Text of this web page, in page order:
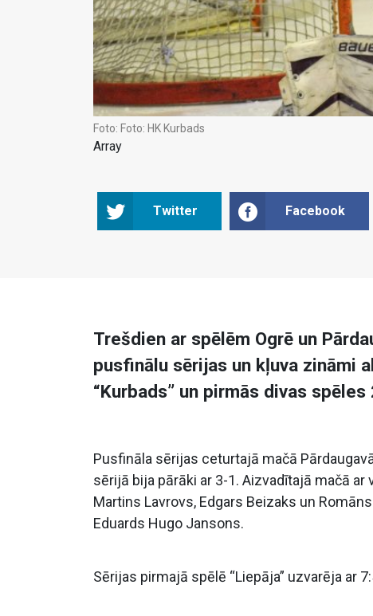
Foto: Foto: HK Kurbads
Array
Twitter Facebook
Trešdien ar spēlēm Ogrē un
pusfinālu sērijas un kļuva zināmi
“Kurbads” un pirmās divas
Pusfināla sērijas ceturtajā mačā
sērijā bija pārāki ar 3-1. Aizvadītajā mačā
Martins Lavrovs, Edgars Beizaks un
Eduards Hugo Jansons.
Sērijas pirmajā spēlē “Liepāja” uzvarēja ar